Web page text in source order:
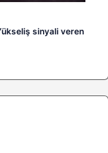
sinyali veren